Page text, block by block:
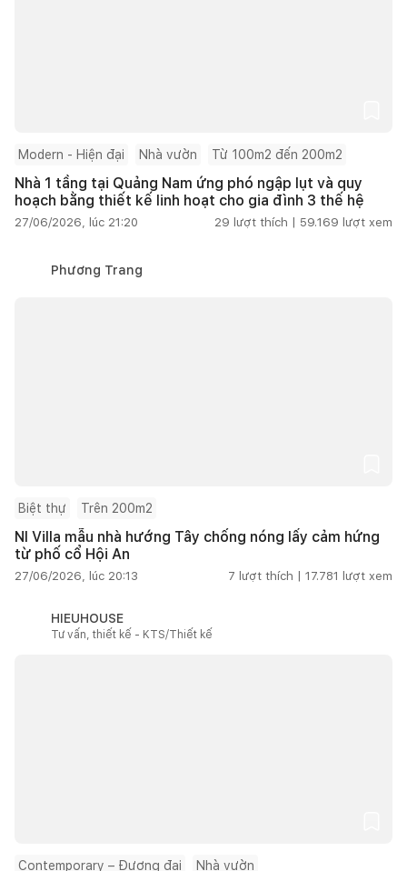
Modern - Hiện đại Nhà vườn Từ 100m2 đến 200m2
Nhà 1 tầng tại Quảng Nam ứng phó ngập lụt và quy
hoạch bằng thiết kế linh hoạt cho gia đình 3 thế hệ
27/06/2026, lúc 21:20 29 lượt thích | 59.169 lượt xem
Phương Trang
Biệt thự Trên 200m2
NI Villa mẫu nhà hướng Tây chống nóng lấy cảm hứng
từ phố cổ Hội An
27/06/2026, lúc 20:13 7 lượt thích | 17.781 lượt xem
HIEUHOUSE
Tư vấn, thiết kế - KTS/Thiết kế
Contemporary – Đương đại Nhà vườn